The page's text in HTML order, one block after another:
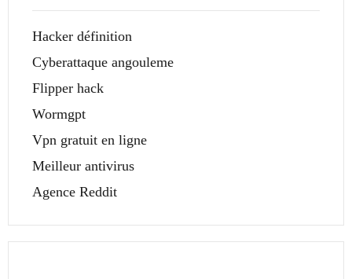
Hacker définition
Cyberattaque angouleme
Flipper hack
Wormgpt
Vpn gratuit en ligne
Meilleur antivirus
Agence Reddit